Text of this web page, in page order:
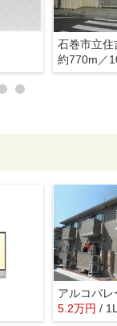
石巻市立住
約770m／
アルコバ
5.2万円 /